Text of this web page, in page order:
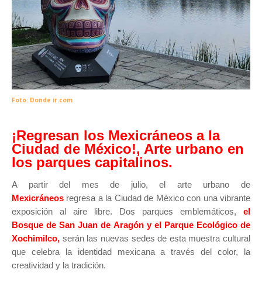
Foto: Donde ir.com
¡Regresan los Mexicráneos a la
Ciudad de México!, Arte urbano en
los parques capitalinos.
A partir del mes de julio, el arte urbano de
Mexicráneos regresa a la Ciudad de México con una vibrante
exposición al aire libre. Dos parques emblemáticos, el
Bosque de San Juan de Aragóny el Parque Ecológico de
Xochimilco, serán las nuevas sedes de esta muestra cultural
que celebra la identidad mexicana a través del color, la
creatividad y la tradición.